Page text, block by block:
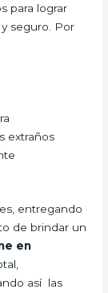
para lograr
seguro. Por
extraños
entregando
de brindar un
en
así las